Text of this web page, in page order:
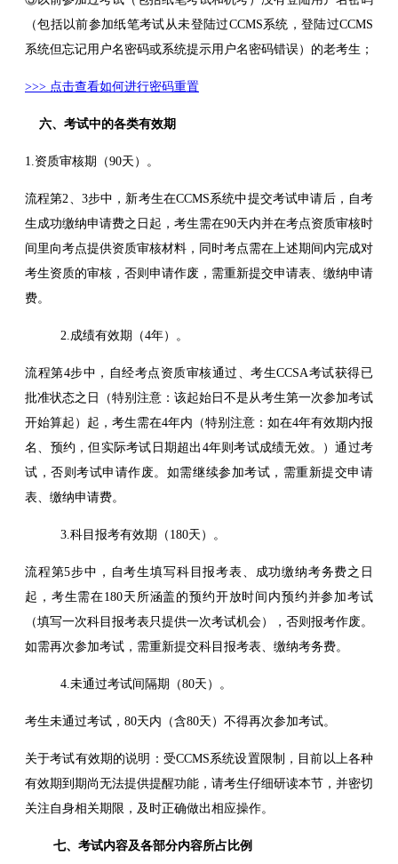
（包括以前参加纸笔考试从未登陆过CCMS系统，登陆过CCMS
系统但忘记用户名密码或系统提示用户名密码错误）的老考生；
>>> 点击查看如何进行密码重置
六、考试中的各类有效期
1.资质审核期（90天）。
流程第2、3步中，新考生在CCMS系统中提交考试申请后，自考
生成功缴纳申请费之日起，考生需在90天内并在考点资质审核时
间里向考点提供资质审核材料，同时考点需在上述期间内完成对
考生资质的审核，否则申请作废，需重新提交申请表、缴纳申请
费。
2.成绩有效期（4年）。
流程第4步中，自经考点资质审核通过、考生CCSA考试获得已
批准状态之日（特别注意：该起始日不是从考生第一次参加考试
开始算起）起，考生需在4年内（特别注意：如在4年有效期内报
名、预约，但实际考试日期超出4年则考试成绩无效。）通过考
试，否则考试申请作废。如需继续参加考试，需重新提交申请
表、缴纳申请费。
3.科目报考有效期（180天）。
流程第5步中，自考生填写科目报考表、成功缴纳考务费之日
起，考生需在180天所涵盖的预约开放时间内预约并参加考试
（填写一次科目报考表只提供一次考试机会），否则报考作废。
如需再次参加考试，需重新提交科目报考表、缴纳考务费。
4.未通过考试间隔期（80天）。
考生未通过考试，80天内（含80天）不得再次参加考试。
关于考试有效期的说明：受CCMS系统设置限制，目前以上各种
有效期到期尚无法提供提醒功能，请考生仔细研读本节，并密切
关注自身相关期限，及时正确做出相应操作。
七、考试内容及各部分内容所占比例